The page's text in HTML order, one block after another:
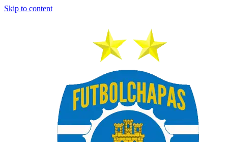
Skip to content